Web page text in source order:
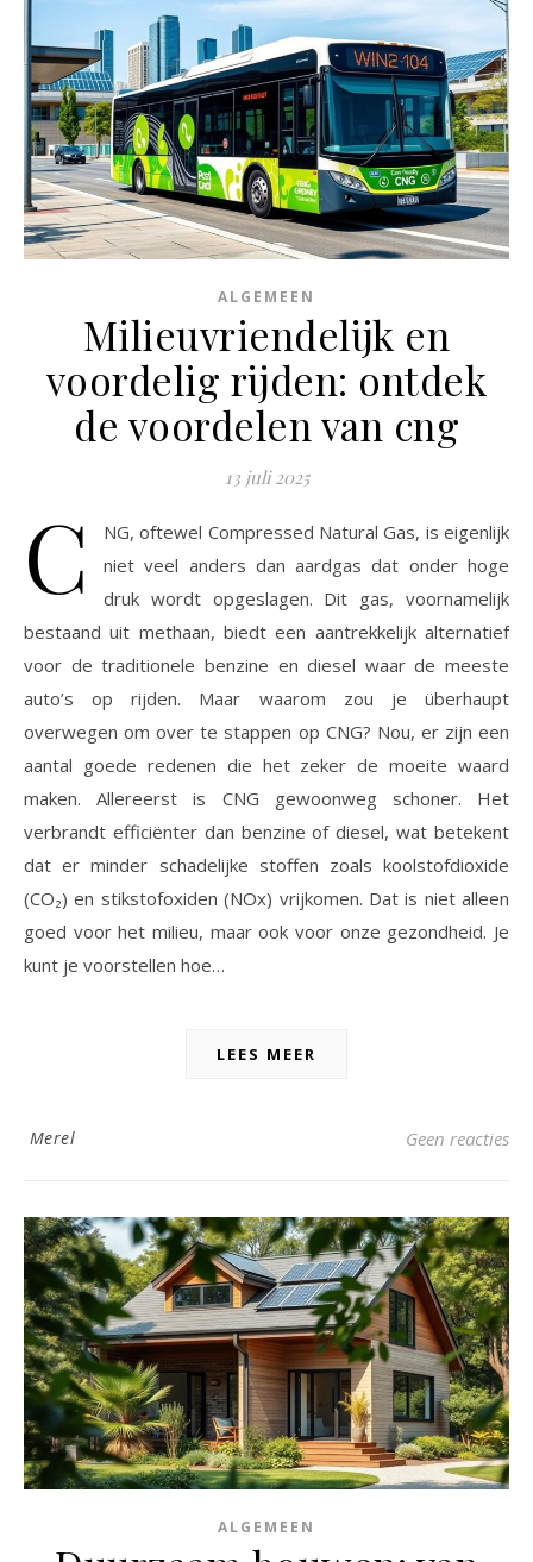
ALGEMEEN
Milieuvriendelijk en
voordelig rijden: ontdek
de voordelen van cng
13 juli 2025
C
NG, oftewel Compressed Natural Gas, is eigenlijk
niet veel anders dan aardgas dat onder hoge
druk wordt opgeslagen. Dit gas, voornamelijk
bestaand uit methaan, biedt een aantrekkelijk alternatief
voor de traditionele benzine en diesel waar de meeste
auto’s op rijden. Maar waarom zou je überhaupt
overwegen om over te stappen op CNG? Nou, er zijn een
aantal goede redenen die het zeker de moeite waard
maken. Allereerst is CNG gewoonweg schoner. Het
verbrandt efficiënter dan benzine of diesel, wat betekent
dat er minder schadelijke stoffen zoals koolstofdioxide
(CO₂) en stikstofoxiden (NOx) vrijkomen. Dat is niet alleen
goed voor het milieu, maar ook voor onze gezondheid. Je
kunt je voorstellen hoe…
LEES MEER
Merel Geen reacties
ALGEMEEN